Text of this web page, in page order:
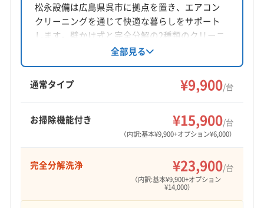
松永設備は広島県呉市に拠点を置き、エアコン
クリーニングを通じて快適な暮らしをサポート
します。壁かけ式と完全分解の2種類のクリーニ
ングを提供し、オプションで室外機洗浄や防カ
ビ抗菌コートも対応。丁寧な作業と地域密着型
サービスが魅力です。
全部見る
通常タイプ ¥9,900/台
お掃除機能付き ¥15,900/台
（内訳:基本¥9,900+オプション¥6,000）
完全分解洗浄 ¥23,900/台
（内訳:基本¥9,900+オプション
¥14,000）